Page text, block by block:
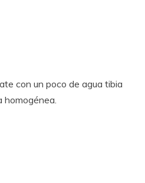
con un poco de agua tibia